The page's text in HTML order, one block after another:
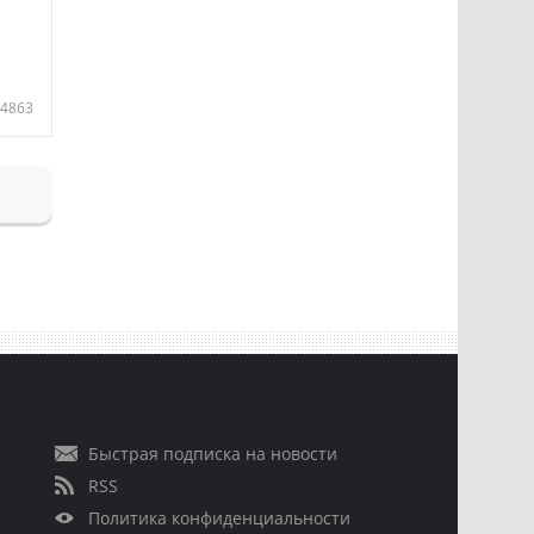
4863
Быстрая подписка на новости
RSS
Политика конфиденциальности